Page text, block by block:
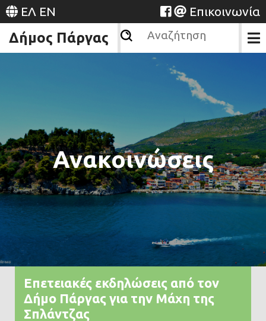
ΕΛ EN Επικοινωνία
Δήμος Πάργας
Ανακοινώσεις
Επετειακές εκδηλώσεις από τον
Δήμο Πάργας για την Μάχη της
Σπλάντζας